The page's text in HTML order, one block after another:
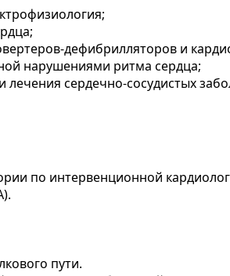
дефибрилляторов и
нарушениями ритма сердца;
сердечно-сосудистых
по интервенционной
пути.